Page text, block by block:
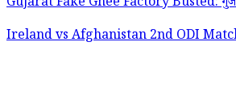
Ireland vs Afghanistan 2nd ODI Match